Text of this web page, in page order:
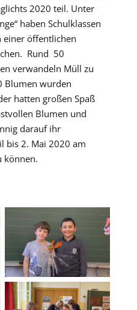
2020 teil. Unter
haben Schulklassen
öffentlichen
Rund 50
verwandeln Müll zu
Blumen wurden
hatten großen Spaß
Blumen und
darauf ihr
bis 2. Mai 2020 am
können.